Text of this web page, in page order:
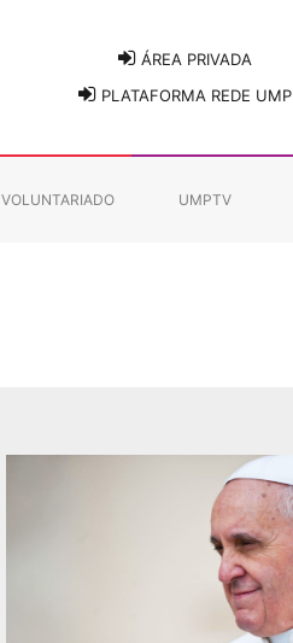
ÁREA PRIVADA
PLATAFORMA REDE UMP
VOLUNTARIADO UMPTV